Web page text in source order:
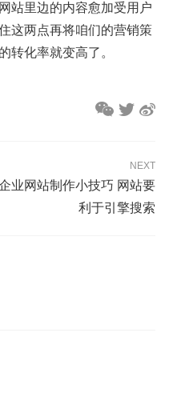
站里边的内容愈加受用户
这两点再将咱们的营销策
转化率就变高了。
NEXT
业网站制作小技巧 网站要
利于引擎搜索